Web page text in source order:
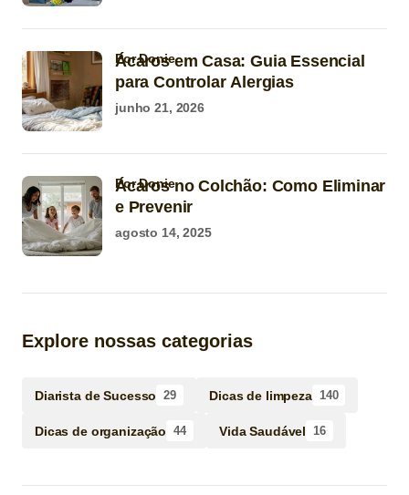
Ácaros em Casa: Guia Essencial
para Controlar Alergias
por Donie
junho 21, 2026
Ácaros no Colchão: Como Eliminar
e Prevenir
por Donie
agosto 14, 2025
Explore nossas categorias
Diarista de Sucesso 29 Dicas de limpeza 140
Dicas de organização 44 Vida Saudável 16